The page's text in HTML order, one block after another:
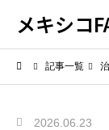
メキシコ
記事一覧
2026.06.23